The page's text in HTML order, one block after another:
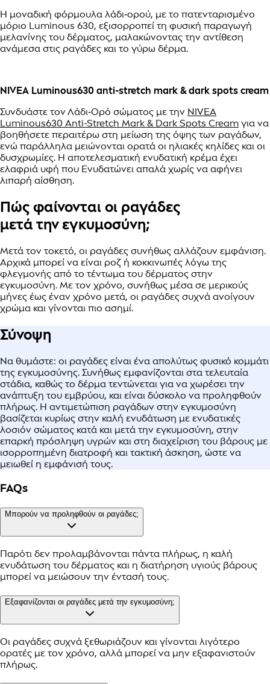
Η μοναδική φόρμουλα λάδι‑ορού, με το πατενταρισμένο
μόριο Luminous 630, εξισορροπεί τη φυσική παραγωγή
μελανίνης του δέρματος, μαλακώνοντας την αντίθεση
ανάμεσα στις ραγάδες και το γύρω δέρμα.
NIVEA Luminous630 anti-stretch mark & dark spots cream
Συνδυάστε τον Λάδι‑Ορό σώματος με την NIVEA
Luminous630 Anti-Stretch Mark & Dark Spots Cream για να
βοηθήσετε περαιτέρω στη μείωση της όψης των ραγάδων,
ενώ παράλληλα μειώνονται ορατά οι ηλιακές κηλίδες και οι
δυσχρωμίες. Η αποτελεσματική ενυδατική κρέμα έχει
ελαφριά υφή που Ενυδατώνει απαλά χωρίς να αφήνει
λιπαρή αίσθηση.
Πώς φαίνονται οι ραγάδες
μετά την εγκυμοσύνη;
Μετά τον τοκετό, οι ραγάδες συνήθως αλλάζουν εμφάνιση.
Αρχικά μπορεί να είναι ροζ ή κοκκινωπές λόγω της
φλεγμονής από το τέντωμα του δέρματος στην
εγκυμοσύνη. Με τον χρόνο, συνήθως μέσα σε μερικούς
μήνες έως έναν χρόνο μετά, οι ραγάδες συχνά ανοίγουν
χρώμα και γίνονται πιο ασημί.
Σύνοψη
Να θυμάστε: οι ραγάδες είναι ένα απολύτως φυσικό κομμάτι
της εγκυμοσύνης. Συνήθως εμφανίζονται στα τελευταία
στάδια, καθώς το δέρμα τεντώνεται για να χωρέσει την
ανάπτυξη του εμβρύου, και είναι δύσκολο να προληφθούν
πλήρως. Η αντιμετώπιση ραγάδων στην εγκυμοσύνη
βασίζεται κυρίως στην καλή ενυδάτωση με ενυδατικές
λοσιόν σώματος κατά και μετά την εγκυμοσύνη, στην
επαρκή πρόσληψη υγρών και στη διαχείριση του βάρους με
ισορροπημένη διατροφή και τακτική άσκηση, ώστε να
μειωθεί η εμφάνισή τους.
FAQs
Μπορούν να προληφθούν οι ραγάδες;
Παρότι δεν προλαμβάνονται πάντα πλήρως, η καλή
ενυδάτωση του δέρματος και η διατήρηση υγιούς βάρους
μπορεί να μειώσουν την έντασή τους.
Εξαφανίζονται οι ραγάδες μετά την εγκυμοσύνη;
Οι ραγάδες συχνά ξεθωριάζουν και γίνονται λιγότερο
ορατές με τον χρόνο, αλλά μπορεί να μην εξαφανιστούν
πλήρως.